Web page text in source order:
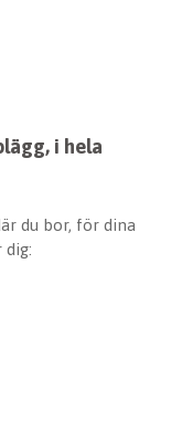
i hela
du bor, för dina
dig: